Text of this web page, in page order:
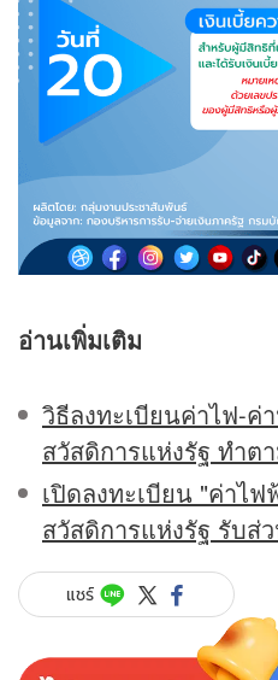
อ่านเพิ่มเติม
วิธีลงทะเบียนค่าไฟ-ค่
สวัสดิการแห่งรัฐ ทำต
เปิดลงทะเบียน "ค่าไ
สวัสดิการแห่งรัฐ รับส่
แชร์